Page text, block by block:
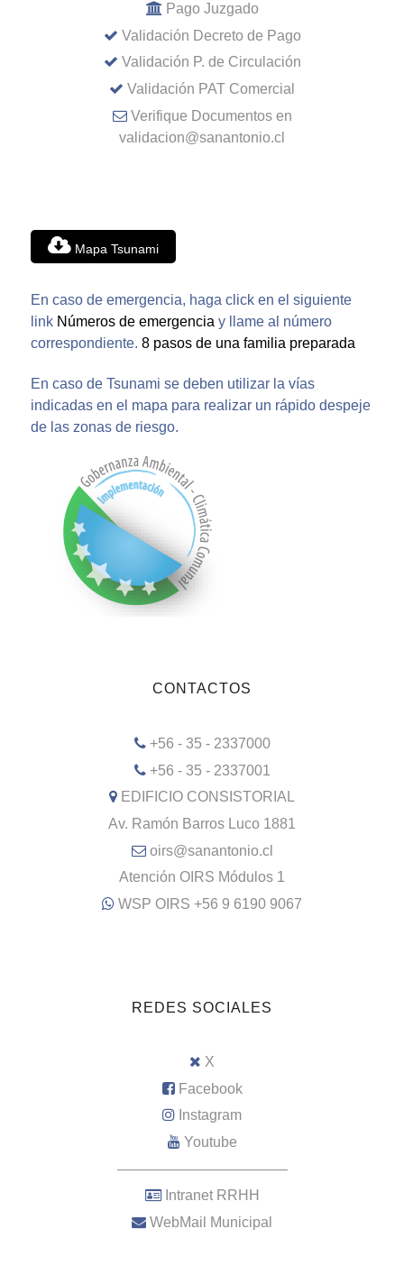
Pago Juzgado
Validación Decreto de Pago
Validación P. de Circulación
Validación PAT Comercial
Verifique Documentos en
validacion@sanantonio.cl
Mapa Tsunami
En caso de emergencia, haga click en el siguiente
link Números de emergencia y llame al número
correspondiente. 8 pasos de una familia preparada
En caso de Tsunami se deben utilizar la vías
indicadas en el mapa para realizar un rápido despeje
de las zonas de riesgo.
CONTACTOS
+56 - 35 - 2337000
+56 - 35 - 2337001
EDIFICIO CONSISTORIAL
Av. Ramón Barros Luco 1881
oirs@sanantonio.cl
Atención OIRS Módulos 1
WSP OIRS +56 9 6190 9067
REDES SOCIALES
X
Facebook
Instagram
Youtube
–––––––––––––––––––––
Intranet RRHH
WebMail Municipal